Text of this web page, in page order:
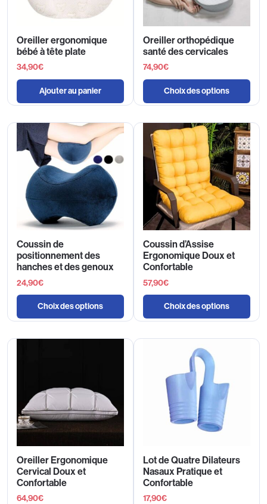
Oreiller ergonomique
bébé à tête plate
34,90€
Ajouter au panier
Oreiller orthopédique
santé des cervicales
74,90€
Choix des options
Coussin de
positionnement des
hanches et des genoux
24,90€
Choix des options
Coussin d’Assise
Ergonomique Doux et
Confortable
57,90€
Choix des options
Oreiller Ergonomique
Cervical Doux et
Confortable
64,90€
Lot de Quatre Dilateurs
Nasaux Pratique et
Confortable
17,90€